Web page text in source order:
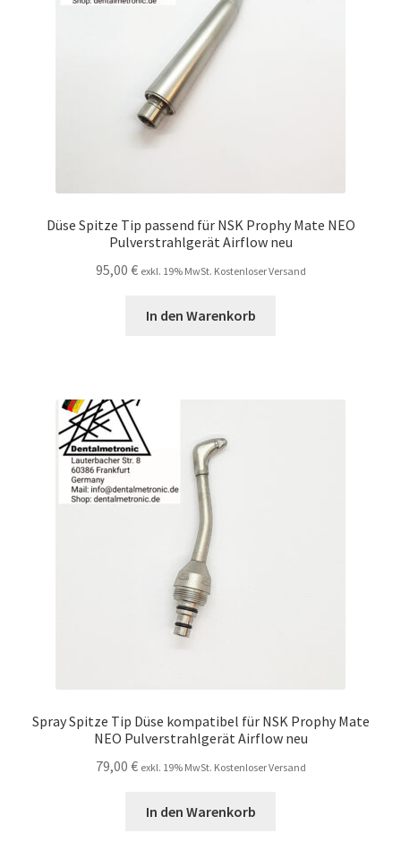
Düse Spitze Tip passend für NSK Prophy Mate NEO
Pulverstrahlgerät Airflow neu
95,00 € exkl. 19% MwSt. Kostenloser Versand
In den Warenkorb
Spray Spitze Tip Düse kompatibel für NSK Prophy Mate
NEO Pulverstrahlgerät Airflow neu
79,00 € exkl. 19% MwSt. Kostenloser Versand
In den Warenkorb